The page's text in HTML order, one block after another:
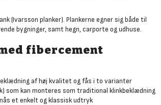
(Ivarsson planker). Plankerne egner sig både til
bygninger, samt hegn, carporte og udhuse.
fibercement
af høj kvalitet og fås i to varianter
som kan monteres som traditional klinkbeklædning
et enkelt og klassisk udtryk